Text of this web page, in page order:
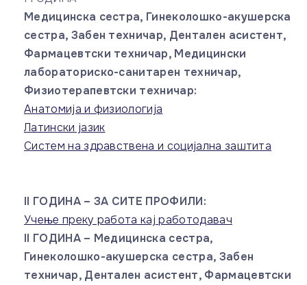
Медицинска сестра, Гинеколошко-акушерска
сестра, Забен техничар, Дентален асистент,
Фармацевтски техничар, Медицински
лабораториско-санитарен техничар,
Физиотерапевтски техничар:
Анатомија и физиологија
Латински јазик
Систем на здравствена и социјална заштита
II ГОДИНА – ЗА СИТЕ ПРОФИЛИ:
Учење преку работа кај работодавач
II ГОДИНА – Медицинска сестра,
Гинеколошко-акушерска сестра, Забен
техничар, Дентален асистент, Фармацевтски